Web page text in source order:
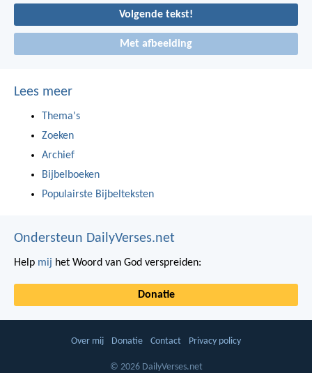
Volgende tekst!
Met afbeelding
Lees meer
Thema's
Zoeken
Archief
Bijbelboeken
Populairste Bijbelteksten
Ondersteun DailyVerses.net
Help mij het Woord van God verspreiden:
Donatie
Over mij Donatie Contact Privacy policy
© 2026 DailyVerses.net